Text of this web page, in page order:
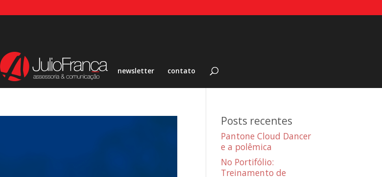
newsletter contato
Posts recentes
Pantone Cloud Dancer
e a polêmica
No Portifólio:
Treinamento de